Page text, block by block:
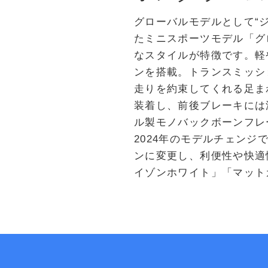
グローバルモデルとして“
たミニスポーツモデル「
なスタイルが特徴です。
ンを搭載。トランスミッ
走りを約束してくれる足
装着し、前後ブレーキに
ル製モノバックボーンフ
2024年のモデルチェンジ
ンに変更し、利便性や快
イゾンホワイト」「マッ